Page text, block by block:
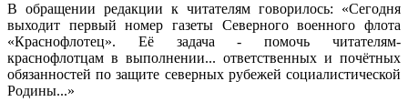
В обращении редакции к читателям говорилось: «Сегодня
выходит первый номер газеты Северного военного флота
«Краснофлотец». Её задача - помочь читателям-
краснофлотцам в выполнении... ответственных и почётных
обязанностей по защите северных рубежей социалистической
Родины...»